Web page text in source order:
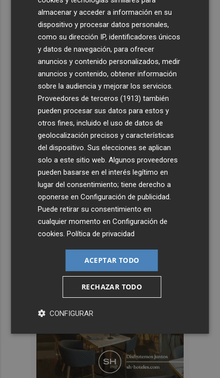
almacenar y acceder a información en su
dispositivo y procesar datos personales,
como su dirección IP, identificadores únicos
y datos de navegación, para ofrecer
anuncios y contenido personalizados, medir
anuncios y contenido, obtener información
sobre la audiencia y mejorar los servicios.
Proveedores de terceros (1913) también
pueden procesar sus datos para estos y
otros fines, incluido el uso de datos de
geolocalización precisos y características
del dispositivo. Sus elecciones se aplican
solo a este sitio web. Algunos proveedores
pueden basarse en el interés legítimo en
lugar del consentimiento; tiene derecho a
oponerse enConfiguración de publicidad
Puede retirar su consentimiento en
cualquier momento enConfiguración de
cookies .Política de privacidad
ACEPTAR TODO
RECHAZAR TODO
CONFIGURAR